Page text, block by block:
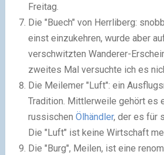
Freitag.
Die "Buech" von Herrliberg:
einst einzukehren, wurde aber
verschwitzten Wanderer-
zweites Mal versuchte ich es
Die Meilemer "Luft": ein
Tradition. Mittlerweile gehört es
russischen Ölhändler, der es für
Die "Luft" ist keine Wirtschaft
Die "Burg", Meilen, ist eine